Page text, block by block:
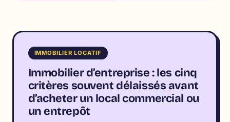
IMMOBILIER LOCATIF
Immobilier d’entreprise : les cinq
critères souvent délaissés avant
d’acheter un local commercial ou
un entrepôt